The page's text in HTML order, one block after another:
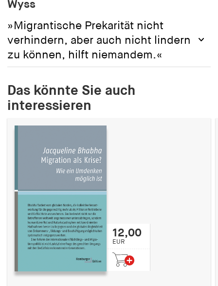
Wyss
»Migrantische Prekarität nicht
verhindern, aber auch nicht lindern
zu können, hilft niemandem.«
Das könnte Sie auch
interessieren
12,00
EUR